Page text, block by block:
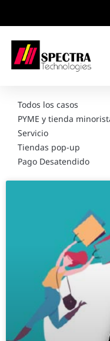
Todos los casos
PYME y tienda
Servicio
Tiendas pop-up
Pago Desatendido